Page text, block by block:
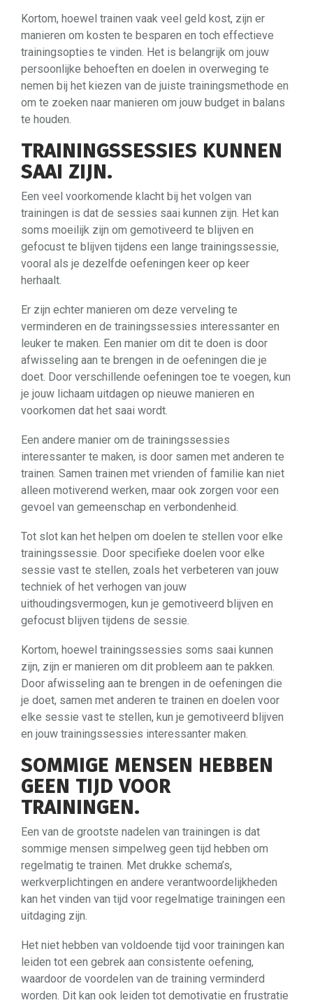
Kortom, hoewel trainen vaak veel geld kost, zijn er
manieren om kosten te besparen en toch effectieve
trainingsopties te vinden. Het is belangrijk om jouw
persoonlijke behoeften en doelen in overweging te
nemen bij het kiezen van de juiste trainingsmethode en
om te zoeken naar manieren om jouw budget in balans
te houden.
TRAININGSSESSIES KUNNEN
SAAI ZIJN.
Een veel voorkomende klacht bij het volgen van
trainingen is dat de sessies saai kunnen zijn. Het kan
soms moeilijk zijn om gemotiveerd te blijven en
gefocust te blijven tijdens een lange trainingssessie,
vooral als je dezelfde oefeningen keer op keer
herhaalt.
Er zijn echter manieren om deze verveling te
verminderen en de trainingssessies interessanter en
leuker te maken. Een manier om dit te doen is door
afwisseling aan te brengen in de oefeningen die je
doet. Door verschillende oefeningen toe te voegen, kun
je jouw lichaam uitdagen op nieuwe manieren en
voorkomen dat het saai wordt.
Een andere manier om de trainingssessies
interessanter te maken, is door samen met anderen te
trainen. Samen trainen met vrienden of familie kan niet
alleen motiverend werken, maar ook zorgen voor een
gevoel van gemeenschap en verbondenheid.
Tot slot kan het helpen om doelen te stellen voor elke
trainingssessie. Door specifieke doelen voor elke
sessie vast te stellen, zoals het verbeteren van jouw
techniek of het verhogen van jouw
uithoudingsvermogen, kun je gemotiveerd blijven en
gefocust blijven tijdens de sessie.
Kortom, hoewel trainingssessies soms saai kunnen
zijn, zijn er manieren om dit probleem aan te pakken.
Door afwisseling aan te brengen in de oefeningen die
je doet, samen met anderen te trainen en doelen voor
elke sessie vast te stellen, kun je gemotiveerd blijven
en jouw trainingssessies interessanter maken.
SOMMIGE MENSEN HEBBEN
GEEN TIJD VOOR
TRAININGEN.
Een van de grootste nadelen van trainingen is dat
sommige mensen simpelweg geen tijd hebben om
regelmatig te trainen. Met drukke schema’s,
werkverplichtingen en andere verantwoordelijkheden
kan het vinden van tijd voor regelmatige trainingen een
uitdaging zijn.
Het niet hebben van voldoende tijd voor trainingen kan
leiden tot een gebrek aan consistente oefening,
waardoor de voordelen van de training verminderd
worden. Dit kan ook leiden tot demotivatie en frustratie